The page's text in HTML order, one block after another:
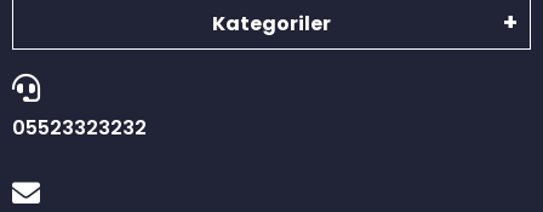
Kategoriler
05523323232